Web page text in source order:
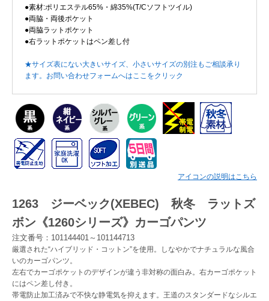
ログアウト
Myページ 見積書
●素材:ポリエステル65%・綿35%(T/Cソフトツイル)
●両脇・両後ポケット
●両脇ラットポケット
●右ラットポケットはペン差し付
★サイズ表にない大きいサイズ、小さいサイズの別注もご相談承り
ます。お問い合わせフォームへはここをクリック
アイコンの説明はこちら
1263 ジーベック(XEBEC) 秋冬 ラットズ
ボン《1260シリーズ》カーゴパンツ
注文番号：101144401～101144713
厳選された“ハイブリッド・コットン”を使用。しなやかでナチュラルな風合
いのカーゴパンツ。
左右でカーゴポケットのデザインが違う非対称の面白み。右カーゴポケット
にはペン差し付き。
帯電防止加工済みで不快な静電気を抑えます。王道のスタンダードなシルエ